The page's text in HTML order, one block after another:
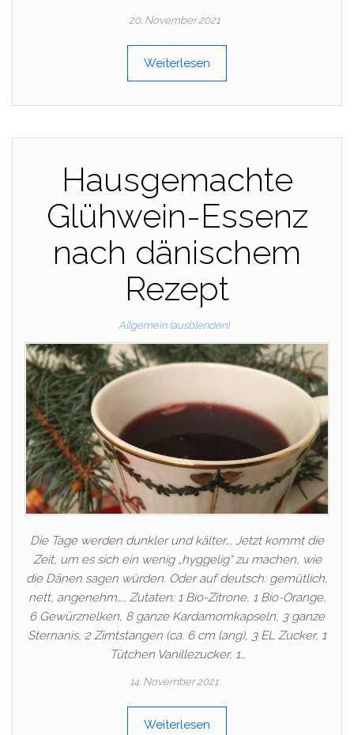
20. November 2021
Weiterlesen
Hausgemachte
Glühwein-Essenz
nach dänischem
Rezept
Allgemein (ausblenden)
Die Tage werden dunkler und kälter…. Jetzt kommt die
Zeit, um es sich ein wenig „hyggelig“ zu machen, wie
die Dänen sagen würden. Oder auf deutsch: gemütlich,
nett, angenehm….. Zutaten: 1 Bio-Zitrone, 1 Bio-Orange,
6 Gewürznelken, 8 ganze Kardamomkapseln, 3 ganze
Sternanis, 2 Zimtstangen (ca. 6 cm lang), 3 EL Zucker, 1
Tütchen Vanillezucker, 1…
14. November 2021
Weiterlesen